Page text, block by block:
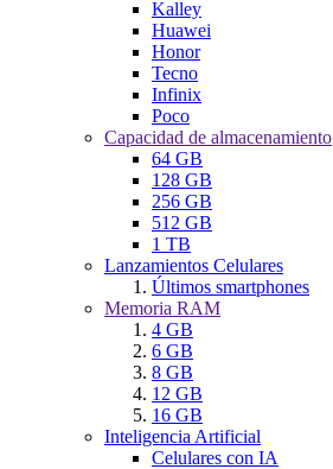
Kalley
Huawei
Honor
Tecno
Infinix
Poco
Capacidad de almacenamiento
64 GB
128 GB
256 GB
512 GB
1 TB
Lanzamientos Celulares
Últimos smartphones
Memoria RAM
4 GB
6 GB
8 GB
12 GB
16 GB
Inteligencia Artificial
Celulares con IA